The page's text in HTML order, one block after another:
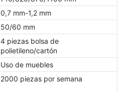
0,7 mm-1,2 mm
50/60 mm
4 piezas bolsa de
polietileno/cartón
Uso de muebles
2000 piezas por semana